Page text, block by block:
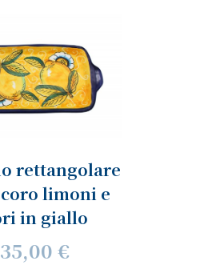
rettangolare
limoni e
in giallo
35,00 €